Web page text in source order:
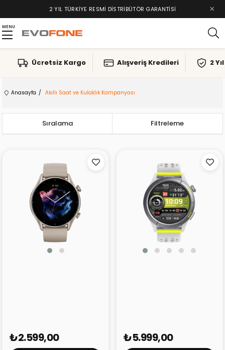
2 YIL TÜRKIYE RESMI DISTRIBÜTÖR GARANTISI
TAKSIT İMKANLARI, ALIŞVERIŞ KREDILERI ×
MENU
Ücretsiz Kargo Alışveriş Kredileri 2
Anasayfa Akıllı Saat ve Kulaklık Kampanyası
Filtreleme
Sıralama
₺2.599,00 ₺5.999,00